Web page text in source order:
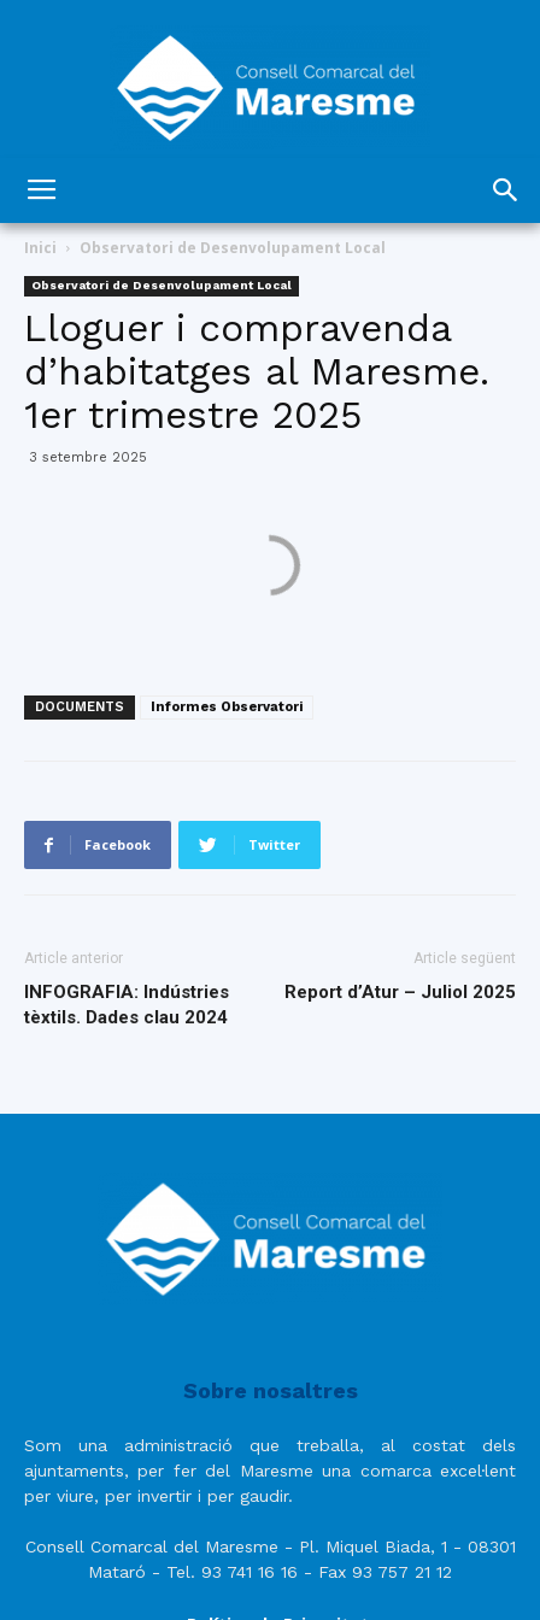
Comarcal
del
Maresme
Inici Observatori de Desenvolupament Local
Observatori de Desenvolupament Local
Lloguer i compravenda
d’habitatges al Maresme.
1er trimestre 2025
3 setembre 2025
DOCUMENTS Informes Observatori
Facebook Twitter
Article anterior
INFOGRAFIA: Indústries
tèxtils. Dades clau 2024
Article següent
Report d’Atur – Juliol 2025
Sobre nosaltres
Som una administració que treballa, al costat dels
ajuntaments, per fer del Maresme una comarca excel·lent
per viure, per invertir i per gaudir.
Consell Comarcal del Maresme - Pl. Miquel Biada, 1 - 08301
Mataró - Tel. 93 741 16 16 - Fax 93 757 21 12